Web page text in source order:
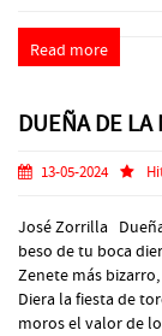
Read more
DUEÑA DE LA
13-05-2024
José Zorrilla
beso de tu boca
Zenete más
Diera la fiesta de
moros el valor de